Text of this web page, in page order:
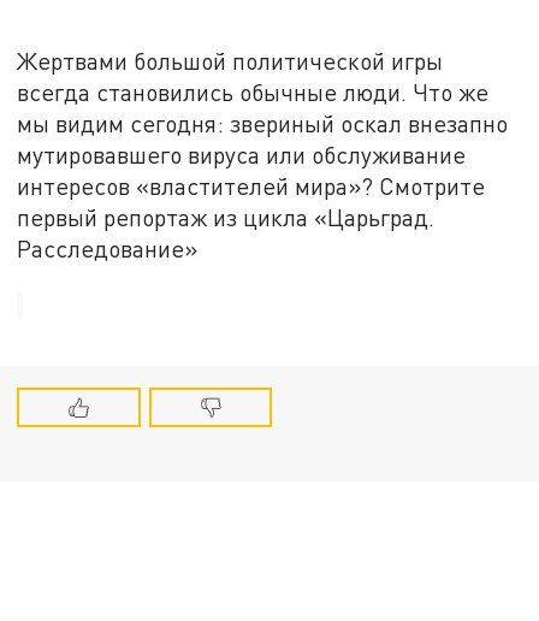
Жертвами большой политической игры
всегда становились обычные люди. Что же
мы видим сегодня: звериный оскал внезапно
мутировавшего вируса или обслуживание
интересов «властителей мира»? Смотрите
первый репортаж из цикла «Царьград.
Расследование»